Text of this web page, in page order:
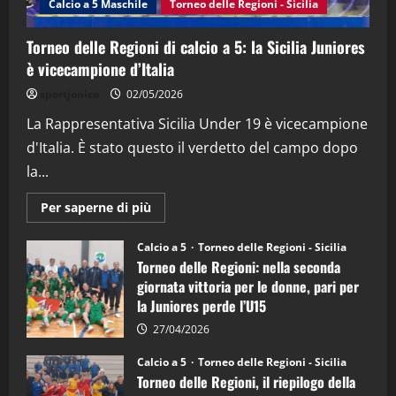
4 15/04/2026
"SportEmpire" in Podcast
“SportEmpire” in Podcast: 26^ Puntata
08/04/2026
Calcio a 5 Maschile Torneo delle Regioni - Sicilia
Torneo delle Regioni di calcio a 5: la Sicilia Juniores
è vicecampione d’Italia
02/05/2026
La Rappresentativa Sicilia Under 19 è vicecampione
d'Italia. È stato questo il verdetto del campo dopo
la...
Per saperne di più
informazioni
Torneo
delle
Regioni
di
calcio
a
5:
la
Juniores
è
vicecampione
d’Italia
Calcio a 5 Torneo delle Regioni - Sicilia
Torneo delle Regioni: nella seconda
giornata vittoria per le donne, pari per
la Juniores perde l’U15
27/04/2026
Calcio a 5 Torneo delle Regioni - Sicilia
Torneo delle Regioni, il riepilogo della